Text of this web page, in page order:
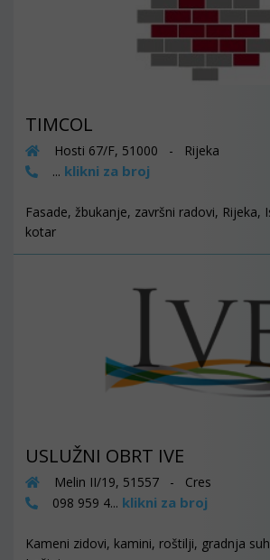
TIMCOL
Hosti 67/F, 51000 - Rijeka
... klikni za broj
Fasade, žbukanje, završni radovi, Rijeka,
kotar
USLUŽNI OBRT IVE
Melin II/19, 51557 - Cres
098 959 4... klikni za broj
Kameni zidovi, kamini, roštilji, gradnja